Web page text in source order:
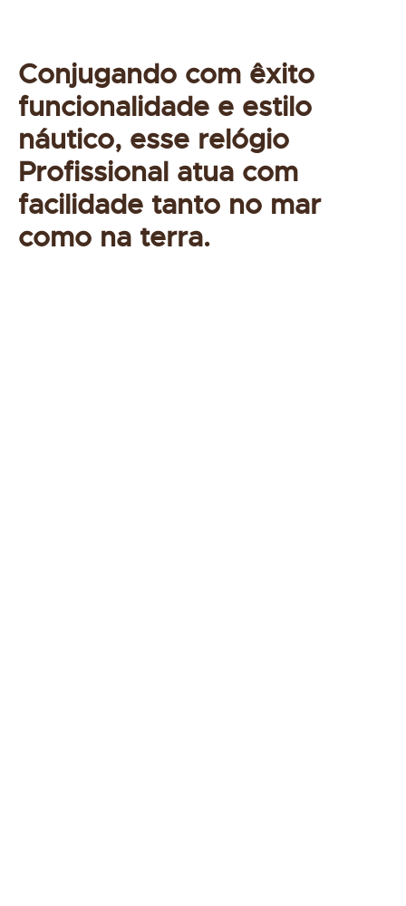
Conjugando com êxito
funcionalidade e estilo
náutico, esse relógio
Profissional atua com
facilidade tanto no mar
como na terra.